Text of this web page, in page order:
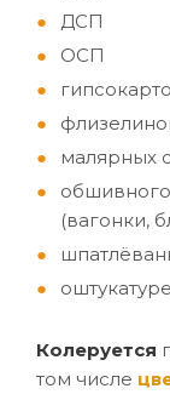
ДСП
ОСП
малярных
(вагонки,
Колеруется
том числе